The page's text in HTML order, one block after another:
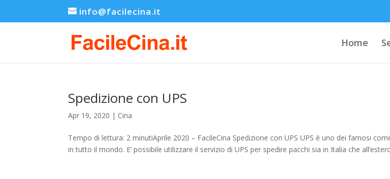
info@facilecina.it
Home
Spedizione con UPS
Apr 19, 2020 | Cina
Tempo di lettura: 2 minutiAprile 2020 – FacileCina Spedizione con UPS UPS è uno dei famosi
in tutto il mondo. E’ possibile utilizzare il servizio di UPS per spedire pacchi sia in Italia che